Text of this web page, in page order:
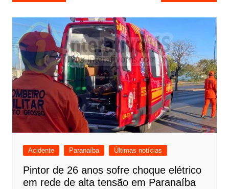
Post
Acidente Paranaíba Últimas notícias
Pintor de 26 anos sofre choque elétrico
em rede de alta tensão em Paranaíba